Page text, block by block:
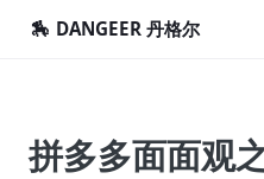
🏇 DANGEER 丹格尔
拼多多面面观